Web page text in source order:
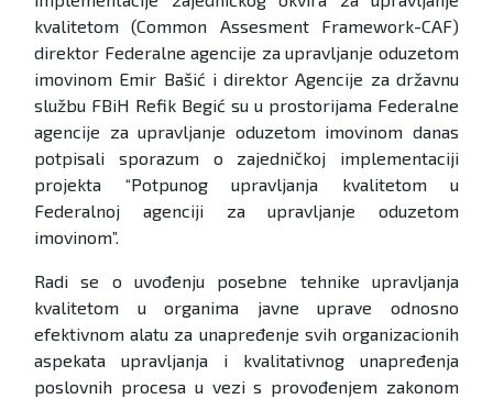
kvalitetom (Common Assesment Framework-CAF)
direktor Federalne agencije za upravljanje oduzetom
imovinom Emir Bašić i direktor Agencije za državnu
službu FBiH Refik Begić su u prostorijama Federalne
agencije za upravljanje oduzetom imovinom danas
potpisali sporazum o zajedničkoj implementaciji
projekta “Potpunog upravljanja kvalitetom u
Federalnoj agenciji za upravljanje oduzetom
imovinom”.
Radi se o uvođenju posebne tehnike upravljanja
kvalitetom u organima javne uprave odnosno
efektivnom alatu za unapređenje svih organizacionih
aspekata upravljanja i kvalitativnog unapređenja
poslovnih procesa u vezi s provođenjem zakonom